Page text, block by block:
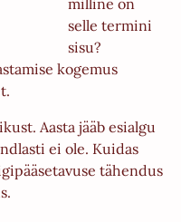
milline on
selle termini
sisu?
kogemus
Aasta jääb esialgu
ei ole. Kuidas
tähendus